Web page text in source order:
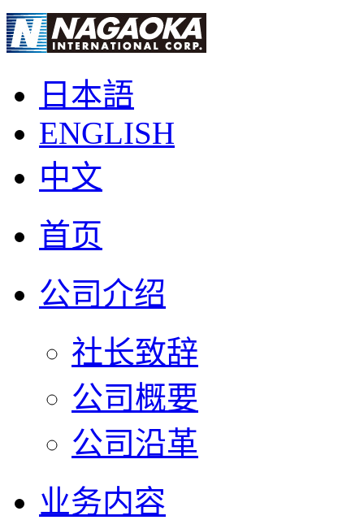
日本語
ENGLISH
中文
首页
公司介绍
社长致辞
公司概要
公司沿革
业务内容